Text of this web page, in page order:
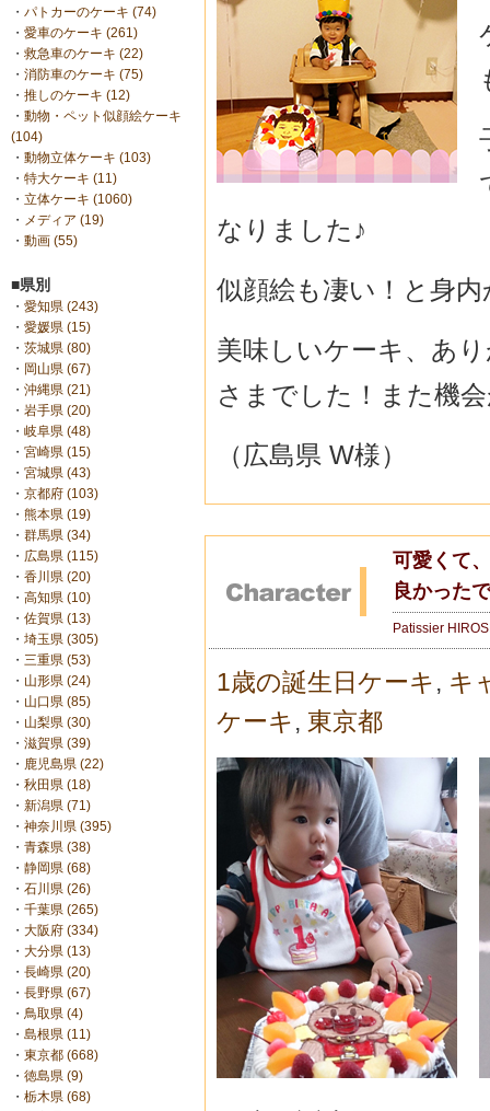
・ パトカーのケーキ (74)
・ 愛車のケーキ (261)
・ 救急車のケーキ (22)
・ 消防車のケーキ (75)
・ 推しのケーキ (12)
・ 動物・ペット似顔絵ケーキ
(104)
・ 動物立体ケーキ (103)
・ 特大ケーキ (11)
・ 立体ケーキ (1060)
・ メディア (19)
・ 動画 (55)
■県別
・ 愛知県 (243)
・ 愛媛県 (15)
・ 茨城県 (80)
・ 岡山県 (67)
・ 沖縄県 (21)
・ 岩手県 (20)
・ 岐阜県 (48)
・ 宮崎県 (15)
・ 宮城県 (43)
・ 京都府 (103)
・ 熊本県 (19)
・ 群馬県 (34)
・ 広島県 (115)
・ 香川県 (20)
・ 高知県 (10)
・ 佐賀県 (13)
・ 埼玉県 (305)
・ 三重県 (53)
・ 山形県 (24)
・ 山口県 (85)
・ 山梨県 (30)
・ 滋賀県 (39)
・ 鹿児島県 (22)
・ 秋田県 (18)
・ 新潟県 (71)
・ 神奈川県 (395)
・ 青森県 (38)
・ 静岡県 (68)
・ 石川県 (26)
・ 千葉県 (265)
・ 大阪府 (334)
・ 大分県 (13)
・ 長崎県 (20)
・ 長野県 (67)
・ 鳥取県 (4)
・ 島根県 (11)
・ 東京都 (668)
・ 徳島県 (9)
・ 栃木県 (68)
なりました♪
似顔絵も凄い！と身
美味しいケーキ、あ
さまでした！また機
（広島県 W様）
可愛くて
良かった
Patissier
1歳の誕生日ケーキ , キ
ケーキ , 東京都